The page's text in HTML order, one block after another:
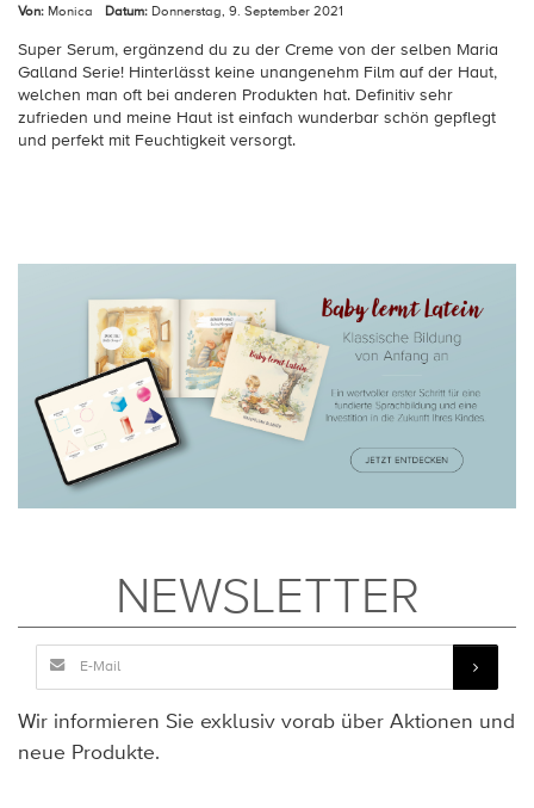
Von: Monica Datum: Donnerstag, 9. September 2021
Super Serum, ergänzend du zu der Creme von der selben Maria
Galland Serie! Hinterlässt keine unangenehm Film auf der Haut,
welchen man oft bei anderen Produkten hat. Definitiv sehr
zufrieden und meine Haut ist einfach wunderbar schön gepflegt
und perfekt mit Feuchtigkeit versorgt.
NEWSLETTER
Wir informieren Sie exklusiv vorab über Aktionen und
neue Produkte.